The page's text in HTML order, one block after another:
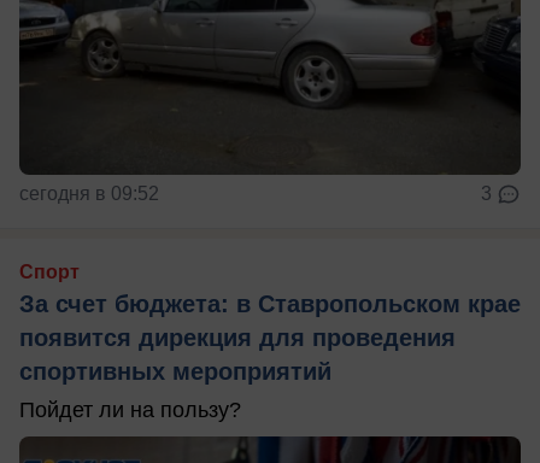
сегодня в 09:52 3
Спорт
За счет бюджета: в Ставропольском крае
появится дирекция для проведения
спортивных мероприятий
Пойдет ли на пользу?